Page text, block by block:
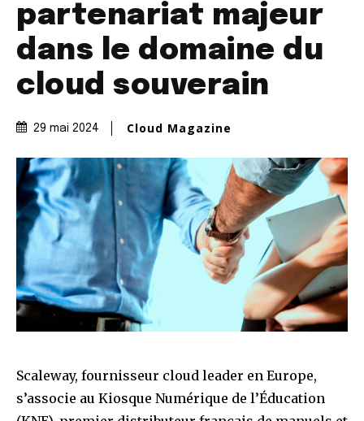
partenariat majeur
dans le domaine du
cloud souverain
29 mai 2024 Cloud Magazine
Scaleway, fournisseur cloud leader en Europe,
s’associe au Kiosque Numérique de l’Éducation